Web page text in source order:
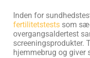
Inden for
fertilitetstestssom
overgangsaldertest
screeningsprodukter.
hjemmebrug og giver